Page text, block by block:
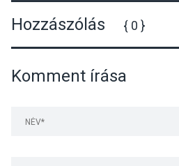
Hozzászólás { 0 }
Komment írása